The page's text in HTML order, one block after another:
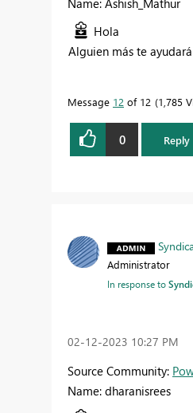
Name: Ashish_Mathur
Hola
Alguien más te
Message 12 of 12 1,785
0 Reply
Administrator
In response to
‎02-12-2023 10:27 PM
Source Community:
Name: dharanisrees